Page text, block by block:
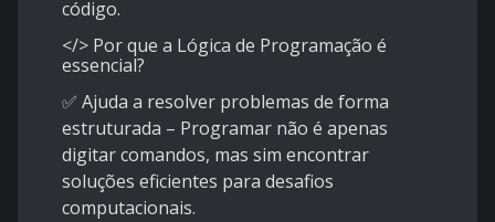
código.
</> Por que a Lógica de Programação é
essencial?
✅ Ajuda a resolver problemas de forma
estruturada – Programar não é apenas
digitar comandos, mas sim encontrar
soluções eficientes para desafios
computacionais.